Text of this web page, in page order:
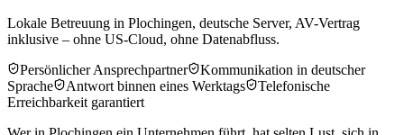
Lokale Betreuung in Plochingen, deutsche Server, AV-Vertrag
inklusive – ohne US-Cloud, ohne Datenabfluss.
Persönlicher Ansprechpartner
Kommunikation in deutscher
Sprache
Antwort binnen eines Werktags
Telefonische
Erreichbarkeit garantiert